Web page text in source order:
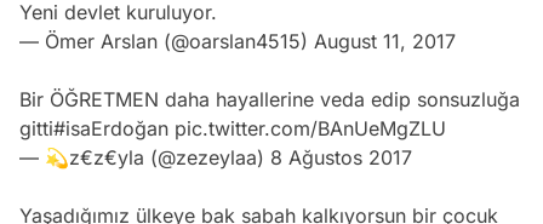
Yeni devlet kuruluyor.
— Ömer Arslan (@oarslan4515) August 11, 2017
Bir ÖĞRETMEN daha hayallerine veda edip sonsuzluğa
gitti#isaErdoğan pic.twitter.com/BAnUeMgZLU
— 💫z€z€yla (@zezeylaa) 8 Ağustos 2017
Yaşadığımız ülkeye bak sabah kalkıyorsun bir çocuk